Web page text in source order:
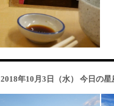
2018年10月3日（水） 今日の